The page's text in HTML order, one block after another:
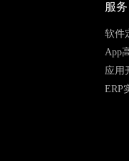
服务
软件
App
应用
ERP